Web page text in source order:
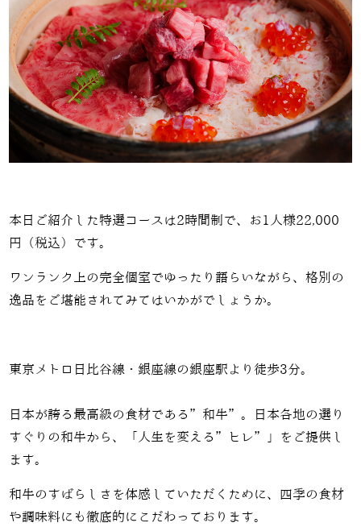
本日ご紹介した特選コースは2時間制で、お1 人様22,000
円（税込）です。
ワンランク上の完全個室でゆったり語らいながら、格別の
逸品をご堪能されてみてはいかがでしょうか。
東京メトロ日比谷線・銀座線の銀座駅より徒歩3分。
日本が誇る最高級の食材である”和牛”。日本各地の選り
すぐりの和牛から、「人生を変える”ヒレ”」をご提供し
ます。
和牛のすばらしさを体感していただくために、四季の食材
や調味料にも徹底的にこだわっております。